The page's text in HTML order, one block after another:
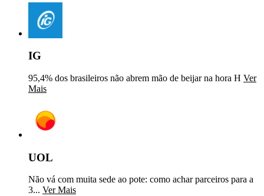
IG
95,4% dos brasileiros não abrem mão de beijar na hora H Ver
Mais
UOL
Não vá com muita sede ao pote: como achar parceiros para a
3... Ver Mais